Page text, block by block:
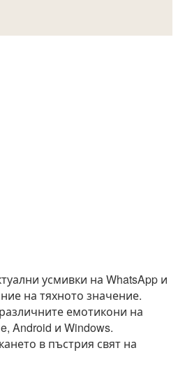
усмивки на WhatsApp и
на тяхното значение.
емотикони на
Android и Windows.
в пъстрия свят на